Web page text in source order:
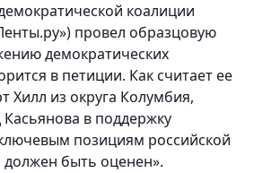
коалиции
провел образцовую
демократических
в петиции. Как считает ее
Хилл из округа Колумбия,
в поддержку
позициям российской
быть оценен».